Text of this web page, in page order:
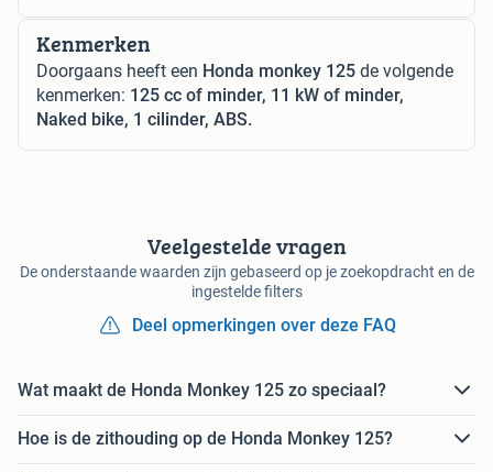
Kenmerken
Doorgaans heeft een Honda monkey 125 de volgende
kenmerken: 125 cc of minder, 11 kW of minder,
Naked bike, 1 cilinder, ABS.
Veelgestelde vragen
De onderstaande waarden zijn gebaseerd op je zoekopdracht en de
ingestelde filters
Deel opmerkingen over deze FAQ
Wat maakt de Honda Monkey 125 zo speciaal?
Hoe is de zithouding op de Honda Monkey 125?